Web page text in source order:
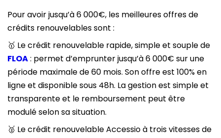
Pour avoir jusqu’à 6 000€, les meilleures offres de
crédits renouvelables sont :
🥇 Le crédit renouvelable rapide, simple et souple de
FLOA: permet d’emprunter jusqu’à 6 000€ sur une
période maximale de 60 mois. Son offre est 100% en
ligne et disponible sous 48h. La gestion est simple et
transparente et le remboursement peut être
modulé selon sa situation.
🥈 Le crédit renouvelable Accessio à trois vitesses de